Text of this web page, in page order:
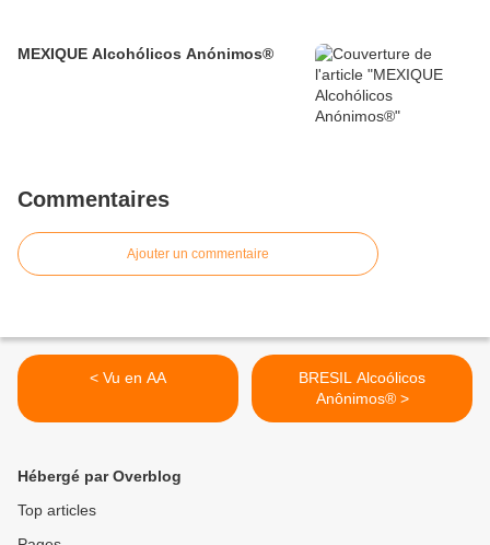
MEXIQUE Alcohólicos Anónimos®
Commentaires
Ajouter un commentaire
< Vu en AA
BRESIL Alcoólicos
Anônimos® >
Hébergé par Overblog
Top articles